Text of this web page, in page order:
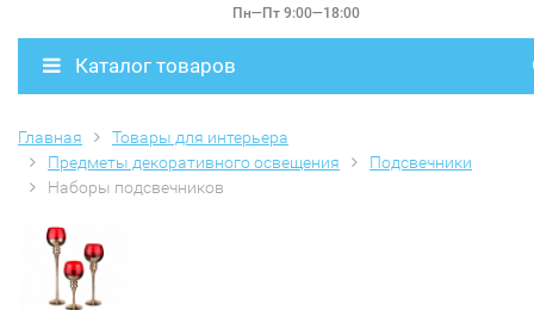
Пн—Пт 9:00—18:00
Каталог товаров
Главная
Товары для интерьера
Предметы декоративного освещения
Подсвечники
Наборы подсвечников